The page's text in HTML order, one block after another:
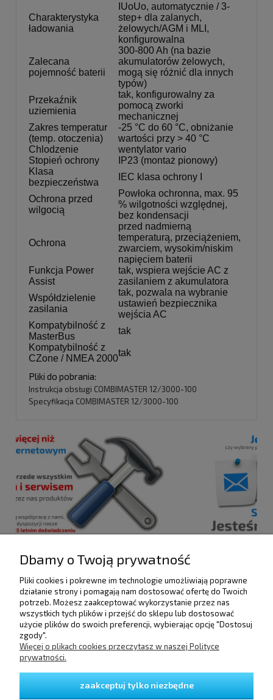
Charakterystyka
ładowania
IUoUo, automatycznie / 3-
step+ dla zalanych,
żelowych/AGM i MLI,
konfigurowalna
Zalecana
pojemność baterii
300-800 Ah (na bazie
akumulatorów żelowych,
mogą się różnić dla innych
typów)
Przekaźnik
uziemienia
tak, konfigurowalny za
pomocą zworki
mechanicznej
Zakres temperatur
(temp. otoczenia)
-25 °C do 60 °C, obniżanie
wartości przy > 40 °C
Chlodzenie
wentylator vario
Stopień ochrony
IP23 (montaż pionowy)
Klasa
bezpieczeństwa
IEC klasa ochrony I
Ochrona przed
wilgocią
Powłoka ochronna, max. 95
% wilgotności względnej,
bez kondensacji
Ochrona
przed nadmierną
temperaturą, przeciążeniem,
zwarciem, wysokim/niskim
napięciem baterii
Funkcja Power
Assist
tak, wspiera wejście AC z
zasilaniem z akumulatora
Współdzielenie
zasilania
tak, pozwala na wybranie
ustawień bezpiecznika
wejścia AC
Kompatybilność z
MasterBus
tak
Kompatybilność z
CZone / NMEA 2000
tak
Pliki do pobrania:
Instrukcja obsługi COMBIMASTER 12/3000-100
Specyfikacja COMBIMASTER 12/3000-100
POMOC
DOSTAWA I PŁATNOŚCI
Dbamy o Twoją prywatność
Pliki cookies i pokrewne im technologie umożliwiają poprawne
działanie strony i pomagają nam dostosować ofertę do Twoich
potrzeb. Możesz zaakceptować wykorzystanie przez nas
wszystkich tych plików i przejść do sklepu lub dostosować
użycie plików do swoich preferencji, wybierając opcję "Dostosuj
zgody".
Więcej o plikach cookies przeczytasz w naszej Polityce
prywatności.
zaakceptuj tylko niezbędne